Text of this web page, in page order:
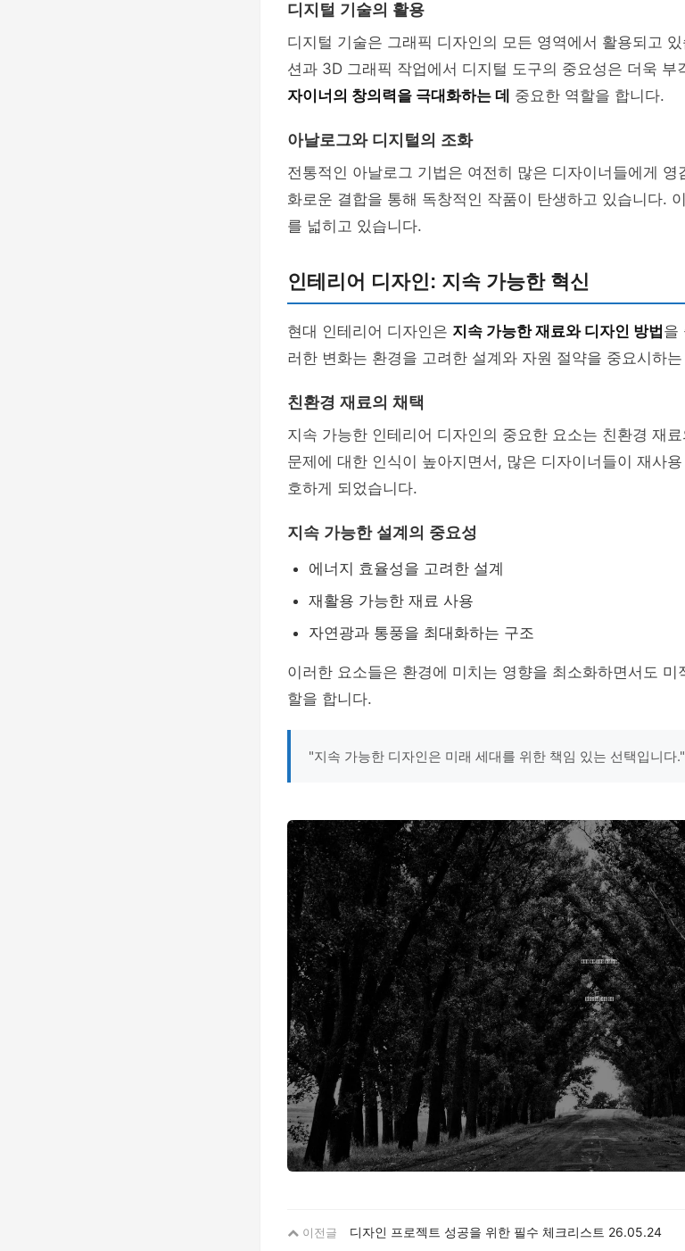
디지털 기술의 활용
디지털 기술은 그래픽 디자인의 모든 영역에서 활용되고
션과 3D 그래픽 작업에서 디지털 도구의 중요성은 더욱 부
자이너의 창의력을 극대화하는 데
중요한 역할을 합니다.
아날로그와 디지털의 조화
전통적인 아날로그 기법은 여전히 많은 디자이너들에게
화로운 결합을 통해 독창적인 작품이 탄생하고 있습니다.
를 넓히고 있습니다.
인테리어 디자인: 지속 가능한 혁신
현대 인테리어 디자인은 지속 가능한 재료와 디자인 방법 을
러한 변화는 환경을 고려한 설계와 자원 절약을 중요시하
친환경 재료의 채택
지속 가능한 인테리어 디자인의 중요한 요소는 친환경 재
문제에 대한 인식이 높아지면서, 많은 디자이너들이 재사
호하게 되었습니다.
지속 가능한 설계의 중요성
에너지 효율성을 고려한 설계
재활용 가능한 재료 사용
자연광과 통풍을 최대화하는 구조
이러한 요소들은 환경에 미치는 영향을 최소화하면서도
할을 합니다.
"지속 가능한 디자인은 미래 세대를 위한 책임 있는 선택입니다
이전글 디자인 프로젝트 성공을 위한 필수 체크리스트 26.05.24